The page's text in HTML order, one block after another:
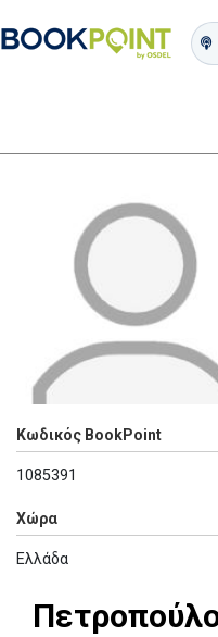
Κωδικός BookPoint
1085391
Χώρα
Ελλάδα